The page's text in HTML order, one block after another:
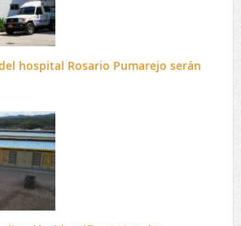
hospital Rosario Pumarejo serán